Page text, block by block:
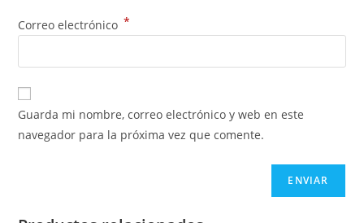
Correo electrónico *
Guarda mi nombre, correo electrónico y web en este
navegador para la próxima vez que comente.